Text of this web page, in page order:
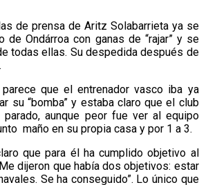
de prensa de Aritz Solabarrieta ya se
de Ondárroa con ganas de “rajar” y se
todas ellas. Su despedida después de
parece que el entrenador vasco iba ya
su “bomba” y estaba claro que el club
aunque peor fue ver al equipo
maño en su propia casa y por 1 a 3.
que para él ha cumplido objetivo al
dijeron que había dos objetivos: estar
Se ha conseguido”. Lo único que